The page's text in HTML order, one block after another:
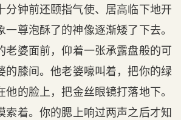
钟前还颐指气使、居高临下地开
尊泡酥了的神像逐渐矮了下去。
老婆面前，仰着一张承露盘般的可
的膝间。他老婆嚎叫着，把你的绿
的脸上，把金丝眼镜打落地下。
索着。你的腮上响过两声之后才知